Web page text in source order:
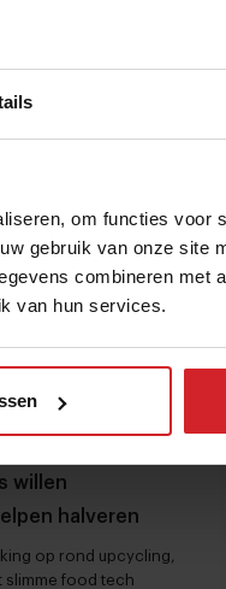
om functies voor
gebruik van onze site
combineren met
van hun services.
willen
halveren
op rond upcycling,
slimme food tech